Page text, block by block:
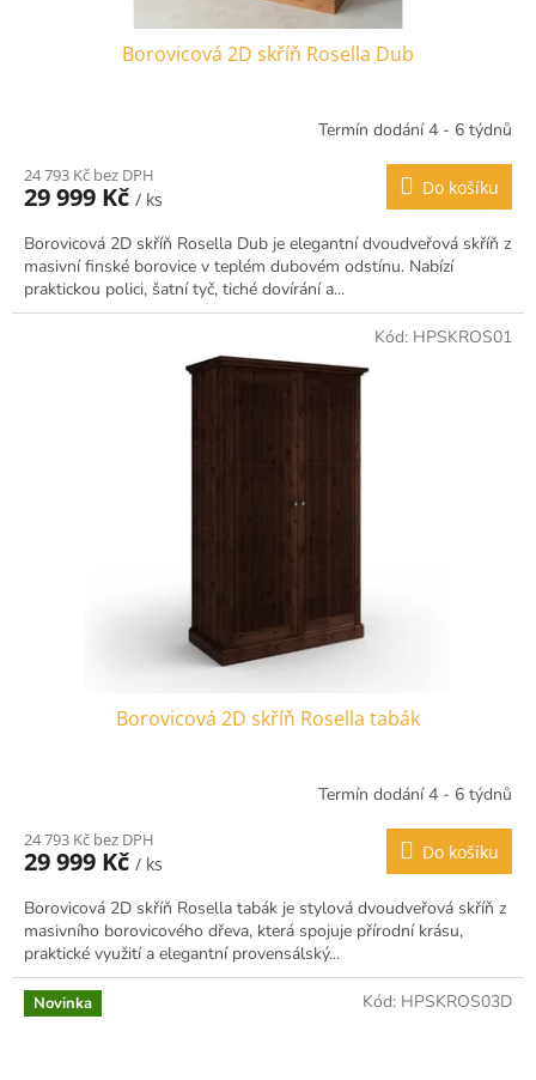
Borovicová 2D skříň Rosella Dub
Termín dodání 4 - 6 týdnů
24 793 Kč bez DPH
29 999 Kč / ks
Do košíku
Borovicová 2D skříň Rosella Dub je elegantní dvoudveřová skříň z
masivní finské borovice v teplém dubovém odstínu. Nabízí
praktickou polici, šatní tyč, tiché dovírání a...
Borovicová 2D skříň Rosella tabák
Termín dodání 4 - 6 týdnů
24 793 Kč bez DPH
29 999 Kč / ks
Do košíku
Borovicová 2D skříň Rosella tabák je stylová dvoudveřová skříň z
masivního borovicového dřeva, která spojuje přírodní krásu,
praktické využití a elegantní provensálský...
Kód: HPSKROS01
Novinka Kód: HPSKROS03D